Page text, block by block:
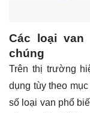
Các loại
chúng
Trên thị trường
dụng tùy theo
số loại van phổ